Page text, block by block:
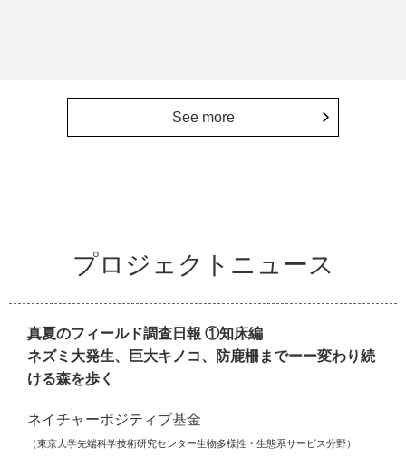
See more
プロジェクトニュース
真夏のフィールド調査日報 ①知床編
ネズミ大発生、巨大キノコ、防鹿柵までーー変わり続
ける森を歩く
ネイチャーポジティブ基金
（東京大学先端科学技術研究センター生物多様性・生態系サービス分野）